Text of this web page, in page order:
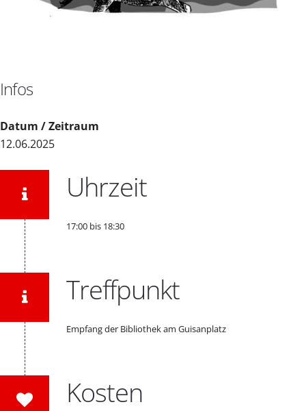
Infos
Datum / Zeitraum
12.06.2025
Uhrzeit
17:00 bis 18:30
Treffpunkt
Empfang der Bibliothek am Guisanplatz
Kosten